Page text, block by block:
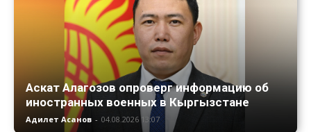
Аскат Алагозов опроверг информацию об
иностранных военных в Кыргызстане
Адилет Асанов - 04.08.2026 13:07